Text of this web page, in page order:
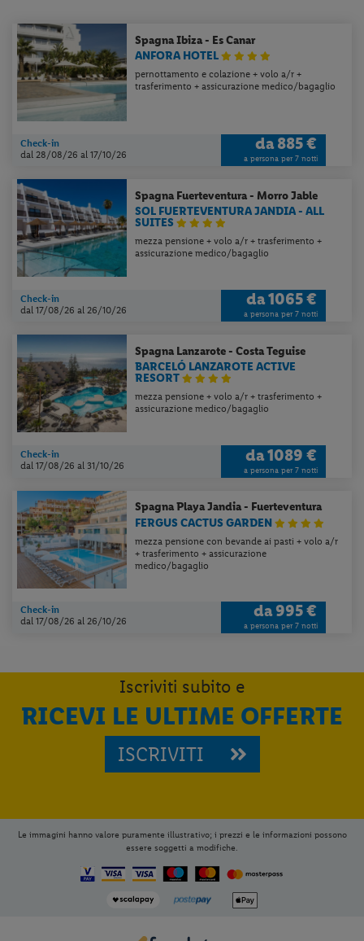
SpagnaIbiza - Es Canar
ANFORA HOTEL
pernottamento e colazione + volo a/r +
trasferimento + assicurazione medico/bagaglio
Check-in
dal 28/08/26al 17/10/26
da885 €
a persona per 7 notti
Spagna Fuerteventura - Morro Jable
SOL FUERTEVENTURA JANDIA - ALL
SUITES
mezza pensione + volo a/r + trasferimento +
assicurazione medico/bagaglio
Check-in
dal 17/08/26al 26/10/26
da1065 €
a persona per 7 notti
Spagna Lanzarote - Costa Teguise
BARCELÓ LANZAROTE ACTIVE
RESORT
mezza pensione + volo a/r + trasferimento +
assicurazione medico/bagaglio
Check-in
dal 17/08/26al 31/10/26
da1089 €
a persona per 7 notti
SpagnaPlaya Jandia - Fuerteventura
FERGUS CACTUS GARDEN
mezza pensione con bevande ai pasti + volo a/r
+ trasferimento + assicurazione
medico/bagaglio
Check-in
dal 17/08/26al 26/10/26
da995 €
a persona per 7 notti
Iscriviti subito e
RICEVI LE ULTIME OFFERTE
ISCRIVITI
Le immagini hanno valore puramente illustrativo; i prezzi e le informazioni possono
essere soggetti a modifiche.
Home, apri il menu opzioni evidenziato
dall' icona
e selezionaInstalla
applicazione